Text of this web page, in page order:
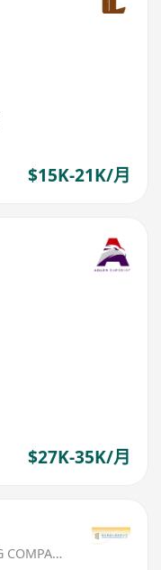
$15K-21K/月
$27K-35K/月
SUNSHINE WINDOW ENGINEERING COMPANY LIMITED